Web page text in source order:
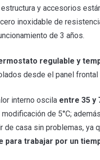
y accesorios
inoxidable de
de 3 años.
regulable y
desde el panel frontal
interno oscila entre 35 y
de 5°C;
de casa sin problemas, ya
para trabajar por un